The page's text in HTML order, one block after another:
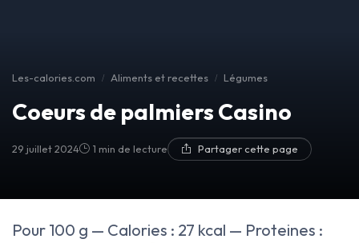
Les-calories.com Aliments et recettes Légumes
Coeurs de palmiers Casino
29 juillet 2024 1 min de lecture Partager cette page
Pour 100 g — Calories : 27 kcal — Proteines :